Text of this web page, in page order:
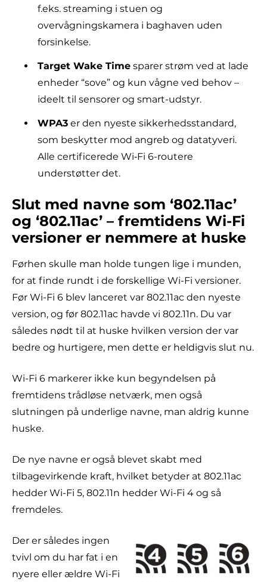
f.eks. streaming i stuen og
overvågningskamera i baghaven uden
forsinkelse.
Target Wake Time sparer strøm ved at lade
enheder “sove” og kun vågne ved behov –
ideelt til sensorer og smart-udstyr.
WPA3 er den nyeste sikkerhedsstandard,
som beskytter mod angreb og datatyveri.
Alle certificerede Wi‑Fi 6-routere
understøtter det.
Slut med navne som ‘802.11ac’
og ‘802.11ac’ – fremtidens Wi-Fi
versioner er nemmere at huske
Førhen skulle man holde tungen lige i munden,
for at finde rundt i de forskellige Wi-Fi versioner.
Før Wi-Fi 6 blev lanceret var 802.11ac den nyeste
version, og før 802.11ac havde vi 802.11n. Du var
således nødt til at huske hvilken version der var
bedre og hurtigere, men dette er heldigvis slut nu.
Wi-Fi 6 markerer ikke kun begyndelsen på
fremtidens trådløse netværk, men også
slutningen på underlige navne, man aldrig kunne
huske.
De nye navne er også blevet skabt med
tilbagevirkende kraft, hvilket betyder at 802.11ac
hedder Wi-Fi 5, 802.11n hedder Wi-Fi 4 og så
fremdeles.
Der er således ingen
tvivl om du har fat i en
nyere eller ældre Wi-Fi